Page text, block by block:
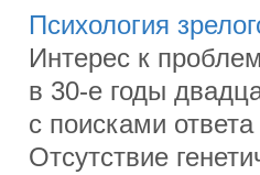
Психология
Интерес к
в 30-е годы
с поисками
Отсутствие